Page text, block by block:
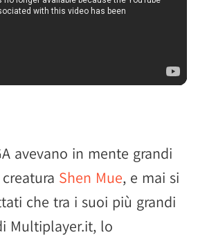
avevano in mente grandi
Shen Mue, e mai si
che tra i suoi più grandi
Multiplayer.it, lo